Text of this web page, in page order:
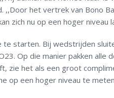
,,Door het vertrek van Bono
zich nu op een hoger niveau
te starten. Bij wedstrijden
Op die manier pakken alle
zie het als een groot
op een hoger niveau te